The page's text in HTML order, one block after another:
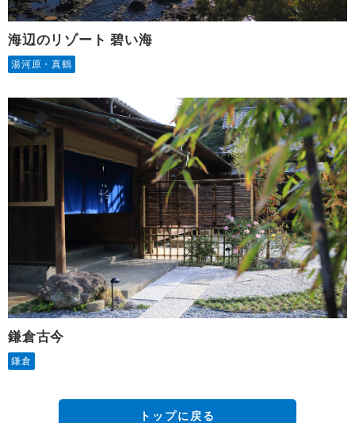
海辺のリゾート 碧い海
湯河原・真鶴
鎌倉古今
鎌倉
トップに戻る